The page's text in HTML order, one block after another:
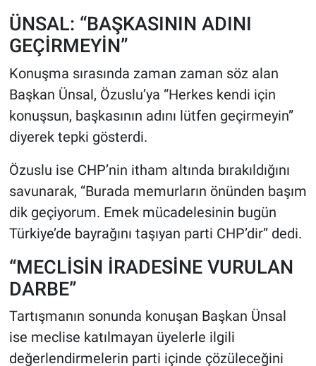
ÜNSAL: “BAŞKASININ ADINI
GEÇİRMEYİN”
Konuşma sırasında zaman zaman söz alan
Başkan Ünsal, Özuslu’ya “Herkes kendi için
konuşsun, başkasının adını lütfen geçirmeyin”
diyerek tepki gösterdi.
Özuslu ise CHP’nin itham altında bırakıldığını
savunarak, “Burada memurların önünden başım
dik geçiyorum. Emek mücadelesinin bugün
Türkiye’de bayrağını taşıyan parti CHP’dir” dedi.
“MECLİSİN İRADESİNE VURULAN
DARBE”
Tartışmanın sonunda konuşan Başkan Ünsal
ise meclise katılmayan üyelerle ilgili
değerlendirmelerin parti içinde çözüleceğini